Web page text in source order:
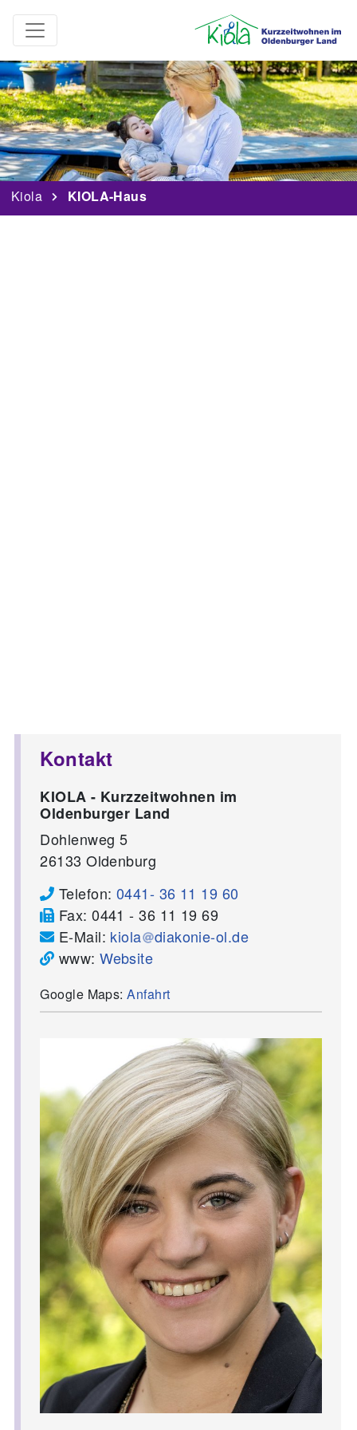
Kiola KIOLA-Haus
Kontakt
KIOLA - Kurzzeitwohnen im
Oldenburger Land
Dohlenweg 5
26133 Oldenburg
Telefon: 0441- 36 11 19 60
Fax:0441 - 36 11 19 69
E-Mail: kiola
diakonie-ol.de
www:Website
Google Maps:Anfahrt